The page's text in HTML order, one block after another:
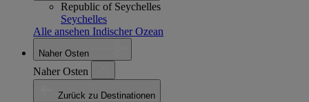
Republic of Seychelles
Seychelles
Alle ansehen Indischer Ozean
Naher Osten
Naher Osten
Zurück zu Destinationen